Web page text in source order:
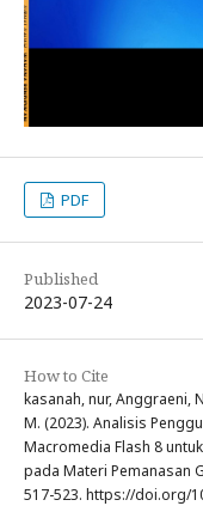
PDF
Published
2023-07-24
How to Cite
kasanah, nur, Anggraeni,
M. (2023). Analisis
Macromedia Flash 8
pada Materi Pemanasan
517-523. https://doi.org/